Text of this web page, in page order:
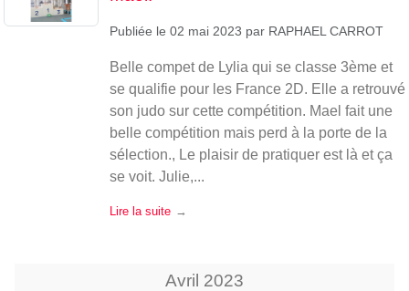
Publiée le 02 mai 2023 par RAPHAEL CARROT
Belle compet de Lylia qui se classe 3ème et
se qualifie pour les France 2D. Elle a retrouvé
son judo sur cette compétition. Mael fait une
belle compétition mais perd à la porte de la
sélection., Le plaisir de pratiquer est là et ça
se voit. Julie,...
Lire la suite
Avril 2023